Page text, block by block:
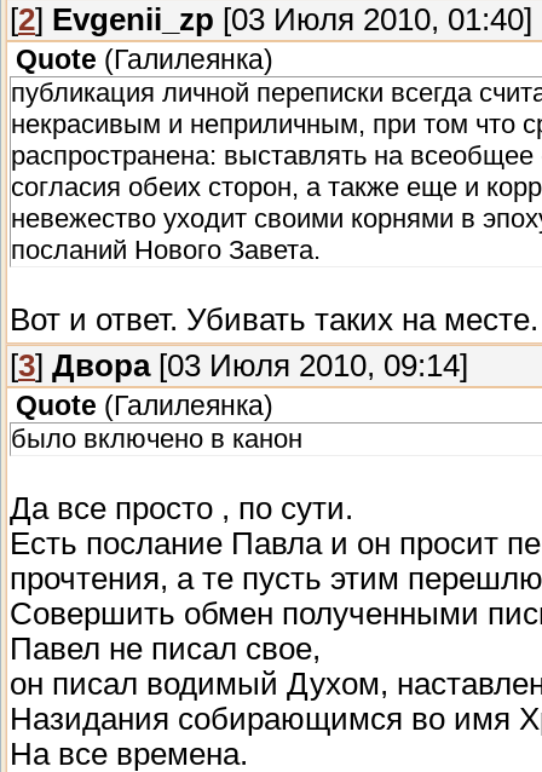
[2] Evgenii_zp [03 Июля 2010, 01:40]
Quote (Галилеянка)
публикация личной переписки всегда
некрасивым и неприличным, при том что
распространена: выставлять на
согласия обеих сторон, а также еще и
невежество уходит своими корнями в
посланий Нового Завета.
Вот и ответ. Убивать таких на
[3] Двора[03 Июля 2010, 09:14]
Quote (Галилеянка)
было включено в канон
Да все просто , по сути.
Есть послание Павла и он просит
прочтения, а те пусть этим
Совершить обмен полученными
Павел не писал свое,
он писал водимый Духом,
Назидания собирающимся во имя
На все времена.